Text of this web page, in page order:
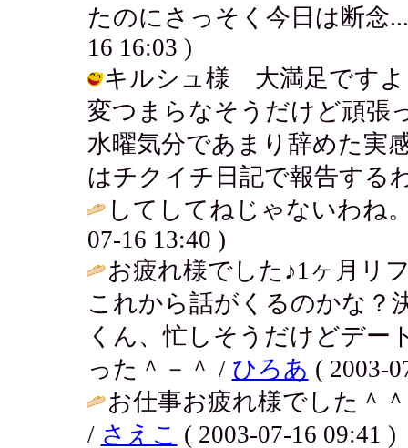
たのにさっそく今日は断念
16 16:03 )
キルシュ様 大満足ですよ
変つまらなそうだけど頑張
水曜気分であまり辞めた実
はチクイチ日記で報告する
してしてねじゃないわね
07-16 13:40 )
お疲れ様でした♪1ヶ月リ
これから話がくるのかな？
くん、忙しそうだけどデー
った＾－＾ / ひろあ ( 2003-
お仕事お疲れ様でした＾
/ さえこ ( 2003-07-16 09:41 )